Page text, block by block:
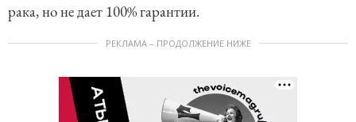
рака, но не дает 100% гарантии.
РЕКЛАМА – ПРОДОЛЖЕНИЕ НИЖЕ